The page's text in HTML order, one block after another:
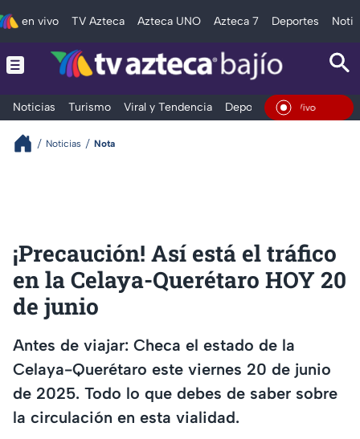
en vivo TV Azteca Azteca UNO Azteca 7 Deportes
Noticias Turismo Viral y Tendencia Deportes Espectáculos
En Vivo
Noticias Nota
¡Precaución! Así está el tráfico
en la Celaya-Querétaro HOY 20
de junio
Antes de viajar: Checa el estado de la
Celaya-Querétaro este viernes 20 de junio
de 2025. Todo lo que debes de saber sobre
la circulación en esta vialidad.